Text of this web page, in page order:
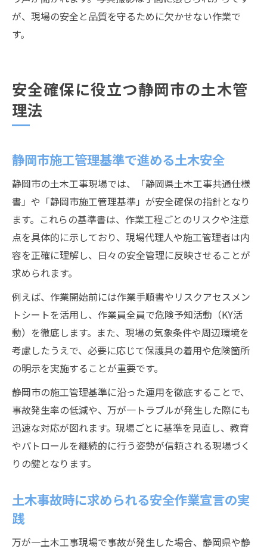
が、現場の安全と品質を守るために欠かせない作業で
す。
安全確保に役立つ静岡市の土木管
理法
静岡市施工管理基準で進める土木安全
静岡市の土木工事現場では、「静岡県土木工事共通仕様
書」や「静岡市施工管理基準」が安全確保の指針となり
ます。これらの基準書は、作業工程ごとのリスクや注意
点を具体的に示しており、現場代理人や施工管理者は内
容を正確に理解し、日々の安全管理に反映させることが
求められます。
例えば、作業開始前には作業手順書やリスクアセスメン
トシートを活用し、作業員全員で危険予知活動（KY活
動）を徹底します。また、現場の気象条件や周辺環境を
考慮したうえで、必要に応じて保護具の着用や危険箇所
の明示を実施することが重要です。
静岡市の施工管理基準に沿った運用を徹底することで、
事故発生率の低減や、万が一トラブルが発生した際にも
迅速な対応が図れます。現場ごとに基準を見直し、教育
やパトロールを継続的に行う姿勢が信頼される現場づく
りの鍵となります。
土木事故時に求められる安全作業宣言の実
践
万が一土木工事現場で事故が発生した場合、静岡県や静